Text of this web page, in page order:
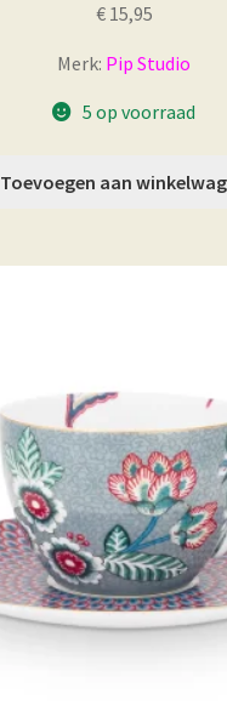
€15,95
Merk: Pip Studio
5 op voorraad
Toevoegen aan